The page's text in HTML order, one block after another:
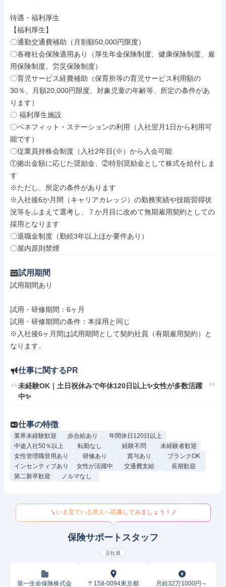
待遇・福利厚生
【福利厚生】
〇通勤交通費補助（月割額50,000円限度）
〇各種社会保険適用あり（厚生年金保険制度、健康保険制度、雇
用保険制度、労災保険制度）
〇育児サービス経費補助（保育所等の育児サービス利用額の
30％、月額20,000円限度、対象児童の年齢等、所定の条件があ
ります）
〇 福利厚生施設
〇ベネフィット・ステーションの利用（入社翌月1日から利用可
能です）
〇従業員持株会制度（入社2年目(※）から入会可能
①拠出金額に応じた奨励金、②特別奨励金として株式を給付しま
す
※ただし、所定の条件があります
※入社後6か月間（キャリアカレッジ）の勤務実績や技能習得状
況等をふまえて選考し、７か月目に改めて無期雇用契約としての
採用となります
〇退職金制度（勤続3年以上ほか要件あり）
〇屋内原則禁煙
試用期間
試用期間あり
試用・研修期間：6ヶ月
試用・研修期間の条件：本採用と同じ
※入社後6ヶ月間は試用期間として契約社員（有期雇用契約）と
仕事に関するPR
未経験OK｜土日祝休みで年休120日以上✨女性が多数活躍
中✨
仕事の特徴
業界未経験歓迎 歩合給あり
年間休日120日以上
中途入社50％以上
転勤なし 経験不問
未経験者歓迎
女性管理職登用あり
研修あり 賞与あり
ブランクOK
インセンティブあり
女性が活躍中 交通費支給
長期歓迎
第二新卒歓迎
ノルマなし
いま見ている求人へ応募してみましょう！
保険サポートスタッフ
正社員
第一生命保険株式会 〒158-0094東京都 月給32万1000円～